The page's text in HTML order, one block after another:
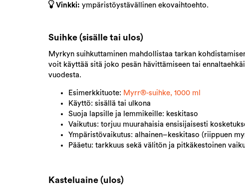
Vinkki: ympäristöystävällinen ekovaihtoehto.
Suihke (sisälle tai ulos)
Myrkyn suihkuttaminen mahdollistaa tarkan
voit käyttää sitä joko pesän hävittämiseen tai
vuodesta.
Esimerkkituote: Myrr®-suihke, 1000 ml​
Käyttö: sisällä tai ulkona
Suoja lapsille ja lemmikeille: keskitaso
Vaikutus: torjuu muurahaisia ensisijaisesti
Ympäristövaikutus: alhainen–keskitaso (riippuen
Pääetu: tarkkuus sekä välitön ja pitkäkestoinen
Kasteluaine (ulos)